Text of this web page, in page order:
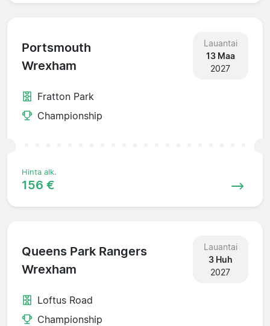
Portsmouth
Wrexham
Lauantai
13 Maa
2027
Fratton Park
Championship
Hinta alk.
156 €
Queens Park Rangers
Wrexham
Lauantai
3 Huh
2027
Loftus Road
Championship